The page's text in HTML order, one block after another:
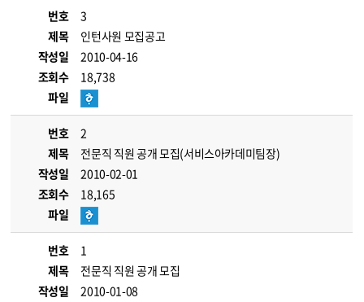
번호
3
제목
인턴사원 모집공고
작성일
2010-04-16
조회수
18,738
파일
번호
2
제목
전문직 직원 공개 모집(서비스아카데미팀장)
작성일
2010-02-01
조회수
18,165
파일
번호
1
제목
전문직 직원 공개 모집
작성일
2010-01-08